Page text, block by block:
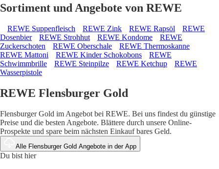
Sortiment und Angebote von REWE
REWE Suppenfleisch REWE Zink REWE Rapsöl
REWE
Dosenbier
REWE Strohhut REWE Kondome
REWE
Zuckerschoten
REWE Oberschale
REWE Thermoskanne
REWE Mattoni
REWE Kinder Schokobons
REWE
Schwimmbrille
REWE Steinpilze REWE Ketchup
REWE
Wasserpistole
REWE Flensburger Gold
Flensburger Gold im Angebot bei REWE. Bei uns findest du günstige
Preise und die besten Angebote. Blättere durch unsere Online-
Prospekte und spare beim nächsten Einkauf bares Geld.
Alle Flensburger Gold Angebote in der App
Du bist hier